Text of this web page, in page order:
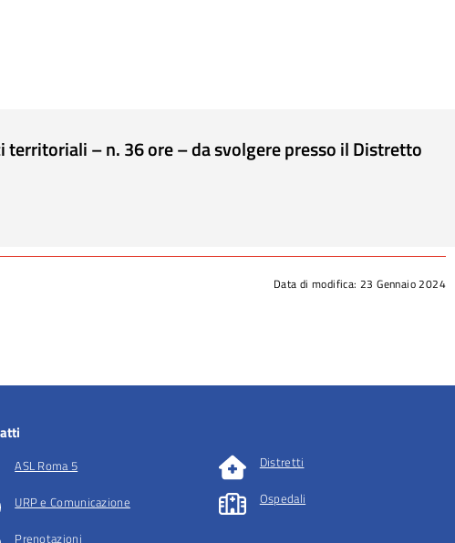
– n. 36 ore – da svolgere presso il Distretto
Data di modifica: 23 Gennaio 2024
ASL Roma 5
URP e Comunicazione
Prenotazioni
Distretti
Ospedali